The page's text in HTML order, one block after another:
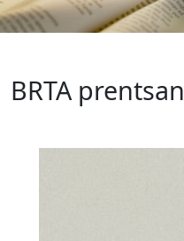
BRTA prentsan